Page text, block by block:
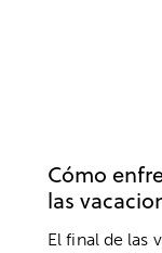
Cómo
las
El final de las